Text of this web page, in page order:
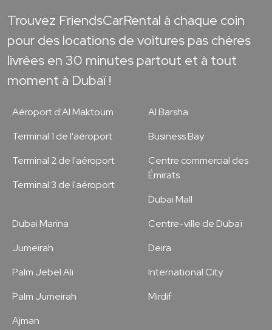
Trouvez FriendsCarRental à chaque coin
pour des locations de voitures pas chères
livrées en 30 minutes partout et à tout
moment à Dubaï !
Aéroport d'Al Maktoum
Terminal 1 de l'aéroport
Terminal 2 de l'aéroport
Terminal 3 de l'aéroport
Al Barsha
Business Bay
Centre commercial des
Émirats
Dubai Mall
Dubai Marina
Jumeirah
Palm Jebel Ali
Palm Jumeirah
Centre-ville de Dubaï
Deira
International City
Mirdif
Ajman